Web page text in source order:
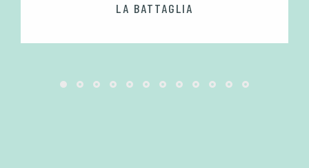
LA BATTAGLIA